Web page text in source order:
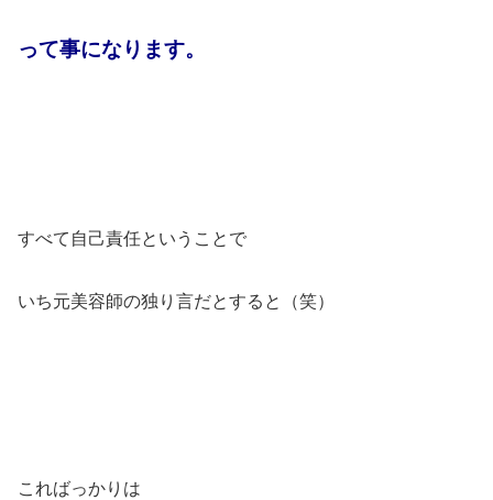
って事になります。
すべて自己責任ということで
いち元美容師の独り言だとすると（笑）
こればっかりは